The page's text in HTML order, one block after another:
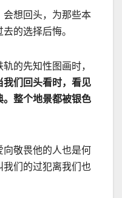
会想回头，为那些本
的选择后悔。
的先知性图画时，
我们回头看时，看见
。整个地景都被银色
向敬畏他的人也是何
我们的过犯离我们也